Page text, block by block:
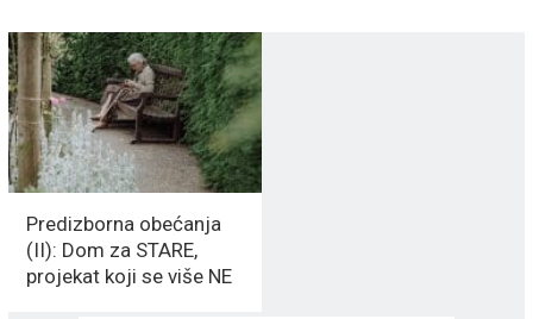
Predizborna obećanja
(II): Dom za STARE,
projekat koji se više NE